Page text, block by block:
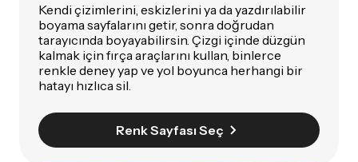
Kendi çizimlerini, eskizlerini ya da yazdırılabilir
boyama sayfalarını getir, sonra doğrudan
tarayıcında boyayabilirsin. Çizgi içinde düzgün
kalmak için fırça araçlarını kullan, binlerce
renkle deney yap ve yol boyunca herhangi bir
hatayı hızlıca sil.
Renk Sayfası Seç